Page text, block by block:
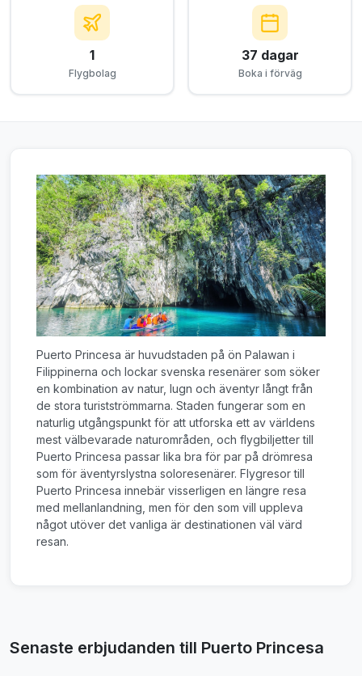
1
Flygbolag
37 dagar
Boka i förväg
Puerto Princesa är huvudstaden på ön Palawan i
Filippinerna och lockar svenska resenärer som söker
en kombination av natur, lugn och äventyr långt från
de stora turistströmmarna. Staden fungerar som en
naturlig utgångspunkt för att utforska ett av världens
mest välbevarade naturområden, och flygbiljetter till
Puerto Princesa passar lika bra för par på drömresa
som för äventyrslystna soloresenärer. Flygresor till
Puerto Princesa innebär visserligen en längre resa
med mellanlandning, men för den som vill uppleva
något utöver det vanliga är destinationen väl värd
resan.
Senaste erbjudanden till Puerto Princesa